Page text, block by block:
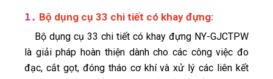
1. Bộ dụng cụ 33 chi tiết có khay đựng:
Bộ dụng cụ 33 chi tiết có khay đựng NY-GJCTPW
là giải pháp hoàn thiện dành cho các công việc đo
đạc, cắt gọt, đóng tháo cơ khí và xử lý các liên kết